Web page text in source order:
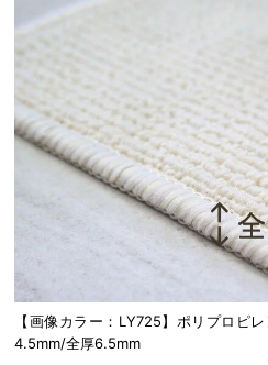
【画像カラー：LY725】ポリプロピ
4.5mm/全厚6.5mm